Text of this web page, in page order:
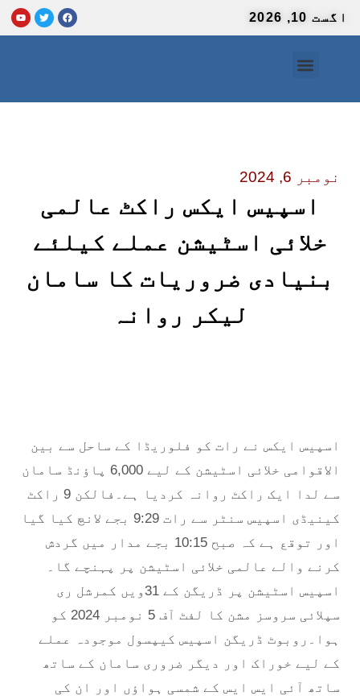
اگست 10, 2026
نومبر 6, 2024
اسپیس ایکس راکٹ عالمی
خلائی اسٹیشن عملے کیلئے
بنیادی ضروریات کا سامان
لیکر روانہ
اسپیس ایکس نے رات کو فلوریڈا کے ساحل سے بین
الاقوامی خلائی اسٹیشن کے لیے 6,000 پاؤنڈ سامان
سے لدا ایک راکٹ روانہ کردیا ہے۔فالکن 9 راکٹ
کینیڈی اسپیس سنٹر سے رات 9:29 بجے لانچ کیا گیا
اور توقع ہے کہ صبح 10:15 بجے مدار میں گردش
کرنے والے عالمی خلائی اسٹیشن پر پہنچے گا۔
اسپیس اسٹیشن پر ڈریگن کے 31ویں کمرشل ری
سپلائی سروسز مشن کا لفٹ آف 5 نومبر 2024 کو
ہوا۔روبوٹ ڈریگن اسپیس کیپسول موجودہ عملے
کے لیے خوراک اور دیگر ضروری سامان کے ساتھ
ساتھ آئی ایس ایس کے شمسی ہواؤں اور ان کی